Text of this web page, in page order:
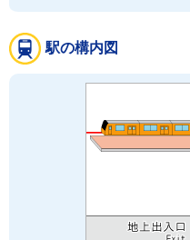
駅の構内図